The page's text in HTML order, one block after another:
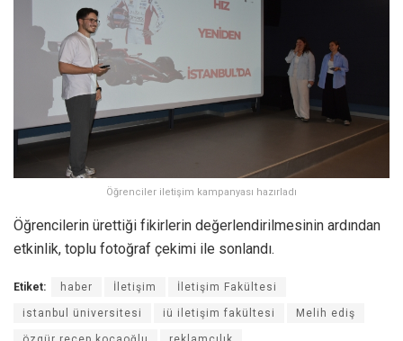
Öğrenciler iletişim kampanyası hazırladı
Öğrencilerin ürettiği fikirlerin değerlendirilmesinin ardından
etkinlik, toplu fotoğraf çekimi ile sonlandı.
Etiket: haber İletişim İletişim Fakültesi
istanbul üniversitesi iü iletişim fakültesi Melih ediş